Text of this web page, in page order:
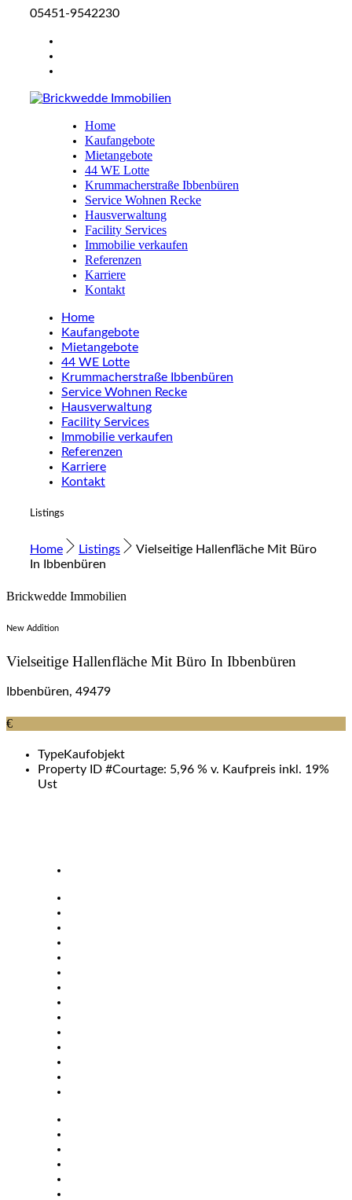
05451-9542230
Home
Kaufangebote
Mietangebote
44 WE Lotte
Krummacherstraße Ibbenbüren
Service Wohnen Recke
Hausverwaltung
Facility Services
Immobilie verkaufen
Referenzen
Karriere
Kontakt
Home
Kaufangebote
Mietangebote
44 WE Lotte
Krummacherstraße Ibbenbüren
Service Wohnen Recke
Hausverwaltung
Facility Services
Immobilie verkaufen
Referenzen
Karriere
Kontakt
Listings
Home Listings
Vielseitige Hallenfläche Mit Büro
In Ibbenbüren
Brickwedde Immobilien
New Addition
Vielseitige Hallenfläche Mit Büro In Ibbenbüren
Ibbenbüren, 49479
€
TypeKaufobjekt
Property ID #Courtage: 5,96 % v. Kaufpreis inkl. 19%
Ust